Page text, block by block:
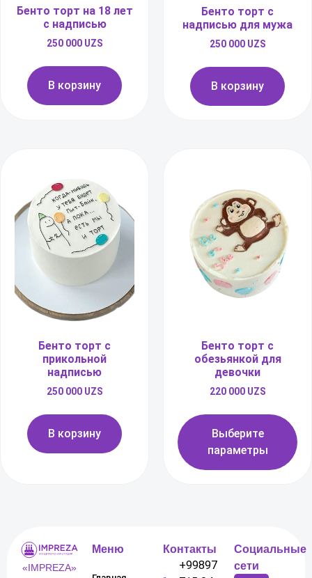
Бенто торт на 18 лет
с надписью
250 000 UZS
В корзину
Бенто торт с
надписью для мужа
250 000 UZS
В корзину
Бенто торт с
прикольной
надписью
250 000 UZS
В корзину
Бенто торт с
обезьянкой для
девочки
220 000 UZS
Выберите
параметры
«IMPREZA»
Меню Контакты
+99897
Социальные
сети